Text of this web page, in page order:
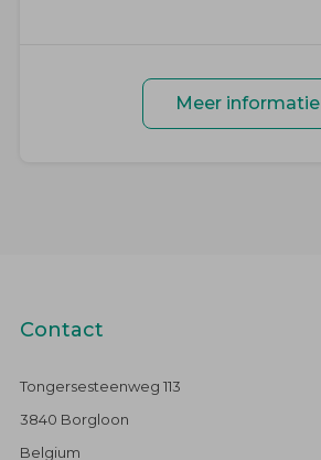
Meer informatie
Contact
Tongersesteenweg 113
3840 Borgloon
Belgium